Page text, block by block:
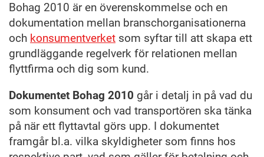
Bohag 2010 är en överenskommelse och en
dokumentation mellan branschorganisationerna
och konsumentverket som syftar till att skapa ett
grundläggande regelverk för relationen mellan
flyttfirma och dig som kund.
Dokumentet Bohag 2010 går i detalj in på vad du
som konsument och vad transportören ska tänka
på när ett flyttavtal görs upp. I dokumentet
framgår bl.a. vilka skyldigheter som finns hos